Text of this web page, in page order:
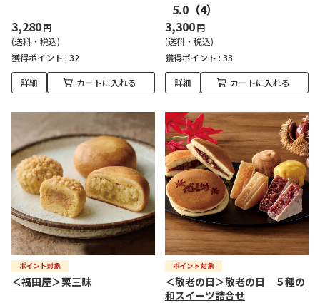
3,280円
(送料・税込)
獲得ポイント : 32
詳細 カートに入れる
5.0 （4）
3,300円
(送料・税込)
獲得ポイント : 33
詳細 カートに入れる
＜福田屋＞栗三昧
＜敬老の日＞敬老の日 ５種の
和スイーツ詰合せ